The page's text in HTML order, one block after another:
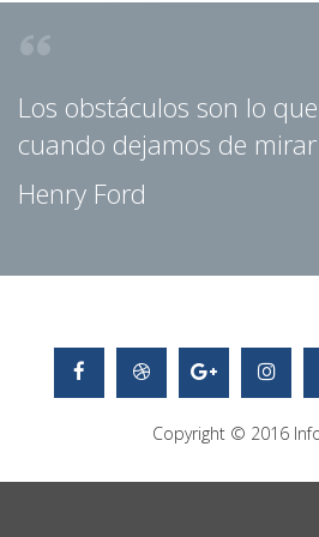
Los obstáculos son lo
cuando dejamos de
Henry Ford
Copyright © 2016